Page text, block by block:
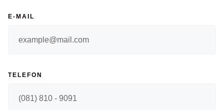
E-MAIL
TELEFON